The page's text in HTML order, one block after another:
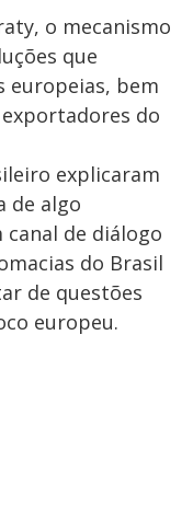
o mecanismo
que
europeias, bem
do
explicaram
de algo
de diálogo
do Brasil
de questões
europeu.